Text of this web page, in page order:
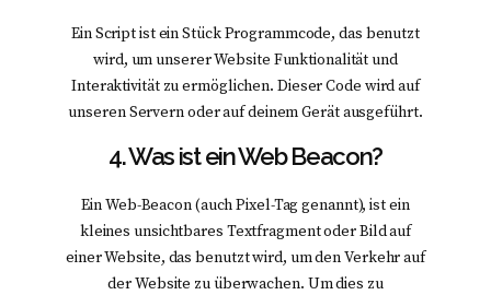
Ein Script ist ein Stück Programmcode, das benutzt
wird, um unserer Website Funktionalität und
Interaktivität zu ermöglichen. Dieser Code wird auf
unseren Servern oder auf deinem Gerät ausgeführt.
4. Was ist ein Web Beacon?
Ein Web-Beacon (auch Pixel-Tag genannt), ist ein
kleines unsichtbares Textfragment oder Bild auf
einer Website, das benutzt wird, um den Verkehr auf
der Website zu überwachen. Um dies zu